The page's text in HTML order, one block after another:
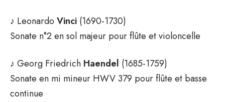
♪ Leonardo Vinci (1690-1730)
Sonate n°2 en sol majeur pour flûte et violoncelle
♪ Georg Friedrich Haendel (1685-1759)
Sonate en mi mineur HWV 379 pour flûte et basse
continue